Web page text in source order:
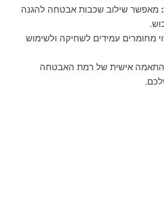
מאפשר שילוב שכבות אבטחה להגנה
מחומרים עמידים לשחיקה ולשימוש
אישית של רמת האבטחה